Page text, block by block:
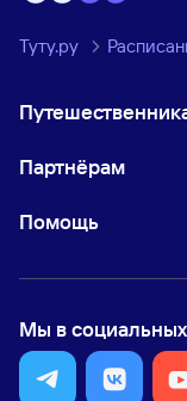
Туту.ру
Партнёрам
Помощь
Мы в социальных